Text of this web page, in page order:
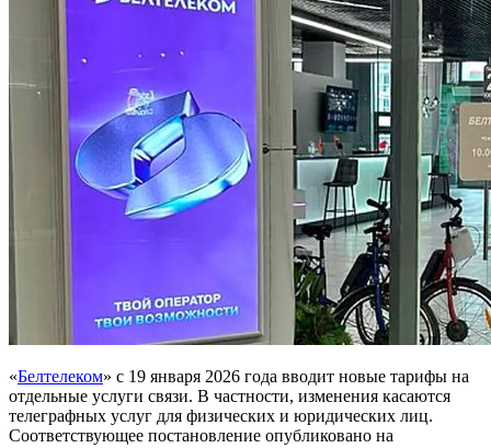
«Белтелеком» с 19 января 2026 года вводит новые тарифы на
отдельные услуги связи. В частности, изменения касаются
телеграфных услуг для физических и юридических лиц.
Соответствующее постановление опубликовано на